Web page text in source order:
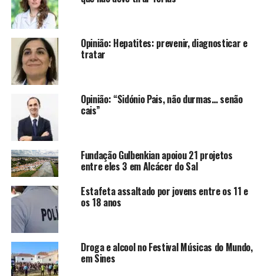
Opinião: Hepatites: prevenir, diagnosticar e
tratar
Opinião: “Sidónio Pais, não durmas… senão
cais”
Fundação Gulbenkian apoiou 21 projetos
entre eles 3 em Alcácer do Sal
Estafeta assaltado por jovens entre os 11 e
os 18 anos
Droga e alcool no Festival Músicas do Mundo,
em Sines